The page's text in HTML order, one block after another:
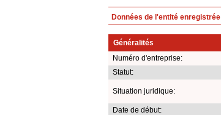
Données de l'entité enregistrée
Généralités
Numéro d'entreprise:
Statut:
Situation juridique:
Date de début: